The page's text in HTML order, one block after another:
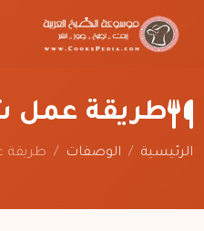
طريقة عمل
الرئيسية / الوصفات / طريقة